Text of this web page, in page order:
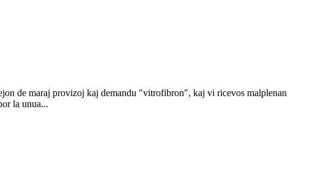
de maraj provizoj kaj demandu "vitrofibron", kaj vi ricevos malplenan
la unua...